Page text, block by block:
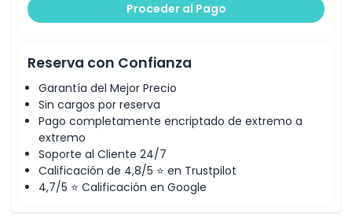
Proceder al Pago
Reserva con Confianza
Garantía del Mejor Precio
Sin cargos por reserva
Pago completamente encriptado de extremo a
extremo
Soporte al Cliente 24/7
Calificación de 4,8/5 ⭐ en Trustpilot
4,7/5 ⭐ Calificación en Google